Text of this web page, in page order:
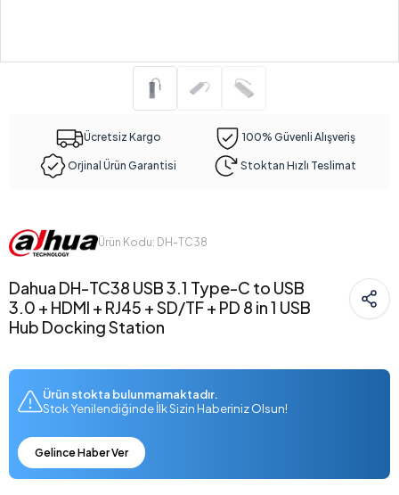
Ücretsiz Kargo 100% Güvenli Alışveriş
Orjinal Ürün Garantisi Stoktan Hızlı Teslimat
Ürün Kodu: DH-TC38
Dahua DH-TC38 USB 3.1 Type-C to USB
3.0 + HDMI + RJ45 + SD/TF + PD 8 in 1 USB
Hub Docking Station
Ürün stokta bulunmamaktadır.
Stok Yenilendiğinde İlk Sizin Haberiniz Olsun!
Gelince Haber Ver